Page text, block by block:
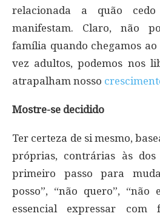
relacionada a quão
manifestam. Claro, não
família quando chegamos
vez adultos, podemos nos
atrapalham nosso
Mostre-se decidido
Ter certeza de si mesmo,
próprias, contrárias às
primeiro passo para
posso”, “não quero”, “não
essencial expressar